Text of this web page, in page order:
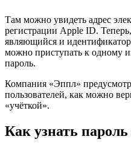
Там можно увидеть адрес
регистрации Apple ID.
являющийся и
можно приступать к одному
пароль.
Компания «Эппл»
пользователей, как можно
«учёткой».
Как узнать